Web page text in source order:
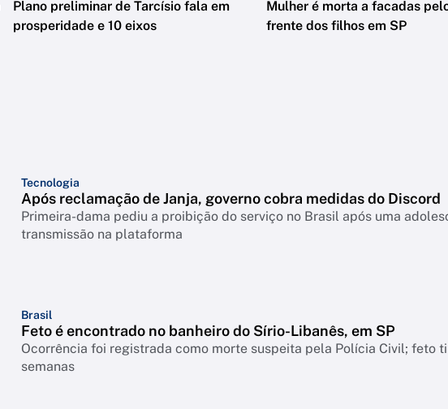
Plano preliminar de Tarcísio fala em
prosperidade e 10 eixos
Mulher é morta a facadas
frente dos filhos em SP
Tecnologia
Após reclamação de Janja, governo cobra medidas do Discord
Primeira-dama pediu a proibição do serviço no Brasil após uma
transmissão na plataforma
Brasil
Feto é encontrado no banheiro do Sírio-Libanês, em SP
Ocorrência foi registrada como morte suspeita pela Polícia Civil; feto
semanas